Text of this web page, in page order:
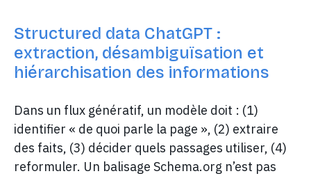
Structured data ChatGPT :
extraction, désambiguïsation et
hiérarchisation des informations
Dans un flux génératif, un modèle doit : (1)
identifier « de quoi parle la page », (2) extraire
des faits, (3) décider quels passages utiliser, (4)
reformuler. Un balisage Schema.org n’est pas